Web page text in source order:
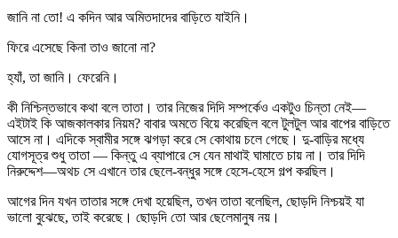
জানি না তো! এ কদিন আর অমিতদাদের বাড়িতে যাইনি।
ফিরে এসেছে কিনা তাও জানো না?
হ্যাঁ, তা জানি। ফেরেনি।
কী নিশ্চিন্তভাবে কথা বলে তাতা। তার নিজের দিদি সম্পর্কেও একটুও চিন্তা নেই—
এইটাই কি আজকালকার নিয়ম? বাবার অমতে বিয়ে করেছিল বলে টুলটুল আর বাপের বাড়িতে
আসে না। এদিকে স্বামীর সঙ্গে ঝগড়া করে সে কোথায় চলে গেছে। দু-বাড়ির মধ্যে
যোগসূত্র শুধু তাতা — কিন্তু এ ব্যাপারে সে যেন মাথাই ঘামাতে চায় না। তার দিদি
নিরুদ্দেশ—অথচ সে এখানে তার ছেলে-বন্ধুর সঙ্গে হেসে-হেসে গল্প করছিল।
আগের দিন যখন তাতার সঙ্গে দেখা হয়েছিল, তখন তাতা বলেছিল, ছোড়দি নিশ্চয়ই যা
ভালো বুঝেছে, তাই করেছে। ছোড়দি তো আর ছেলেমানুষ নয়।